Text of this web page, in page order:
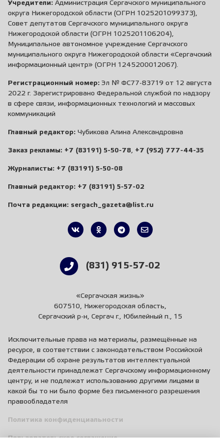
Учредители: Администрация Сергачского муниципального
округа Нижегородской области (ОГРН 1025201099373),
Совет депутатов Сергачского муниципального округа
Нижегородской области (ОГРН 1025201106204),
Муниципальное автономное учреждение Сергачского
муниципального округа Нижегородской области «Сергачский
информационный центр» (ОГРН 1245200012067).
Регистрационный номер: Эл № ФС77-83719 от 12 августа
2022 г. Зарегистрировано Федеральной службой по надзору
в сфере связи, информационных технологий и массовых
коммуникаций
Главный редактор: Чубикова Алина Александровна
Заказ рекламы: +7 (83191) 5-50-78 +7 (952) 777-44-35
Журналисты: +7 (83191) 5-50-08
Главный редактор: +7 (83191) 5-57-02
Почта редакции: sergach_gazeta@list.ru
(831) 915-57-02
«Сергачская жизнь»
607510, Нижегородская область,
Сергачский р-н, Сергач г., Юбилейный п., 15
Исключительные права на материалы, размещённые на
ресурсе, в соответствии с законодательством Российской
Федерации об охране результатов интеллектуальной
деятельности принадлежат Сергачскому информационному
центру, и не подлежат использованию другими лицами в
какой бы то ни было форме без письменного разрешения
правообладателя
Политика конфиденциальности
Пользовательское соглашение